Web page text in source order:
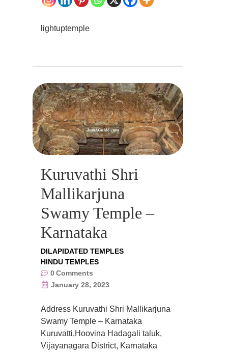
lightuptemple
Kuruvathi Shri
Mallikarjuna
Swamy Temple –
Karnataka
DILAPIDATED TEMPLES
HINDU TEMPLES
0Comments
January 28, 2023
Address Kuruvathi Shri Mallikarjuna
Swamy Temple – Karnataka
Kuruvatti,Hoovina Hadagali taluk,
Vijayanagara District, Karnataka